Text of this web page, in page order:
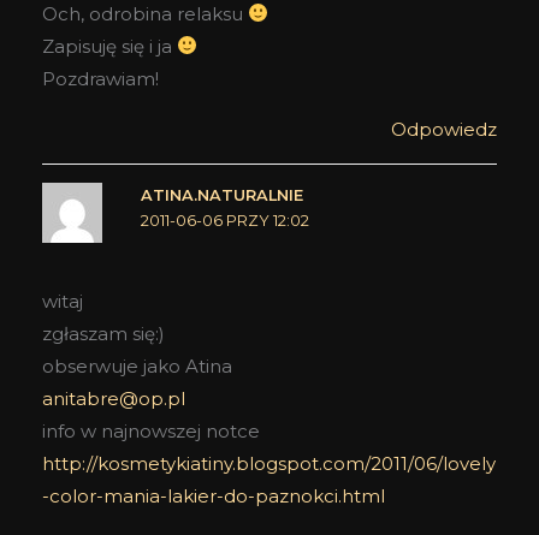
Och, odrobina relaksu
Zapisuję się i ja
Pozdrawiam!
Odpowiedz
ATINA.NATURALNIE
2011-06-06 PRZY 12:02
witaj
zgłaszam się:)
obserwuje jako Atina
anitabre@op.pl
info w najnowszej notce
http://kosmetykiatiny.blogspot.com/2011/06/lovely
-color-mania-lakier-do-paznokci.html